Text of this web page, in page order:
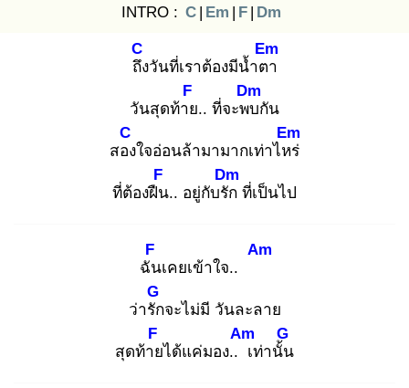
INTRO : C | Em | F | Dm
ถึง
C
วันที่เราต้องมีน้ำตา
Em
วันสุดท้าย
F
.. ที่จะพบ
Dm
กัน
สอง
C
ใจอ่อนล้ามามากเท่าไหร่
Em
ที่ต้องฝืน
F
.. อยู่กับรัก
Dm
ที่เป็นไป
ฉัน
F
เคยเข้าใจ..
Am
ว่ารัก
G
จะไม่มี วันละลาย
สุดท้าย
F
ได้แค่มอง.. เ
Am
ท่านั้น
G